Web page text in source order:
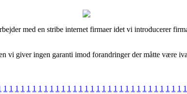
med en stribe internet firmaer idet vi introducerer
giver ingen garanti imod forandringer der måtte være
1 1 1 1 1 1 1 1 1 1 1 1 1 1 1 1 1 1 1 1 1 1 1 1 1 1 1 1 1 1 1 1